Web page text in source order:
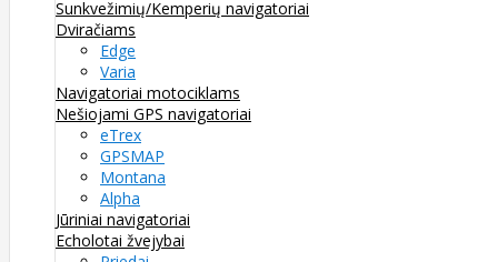
Sunkvežimių/Kemperių navigatoriai
Dviračiams
Edge
Varia
Navigatoriai motociklams
Nešiojami GPS navigatoriai
eTrex
GPSMAP
Montana
Alpha
Jūriniai navigatoriai
Echolotai žvejybai